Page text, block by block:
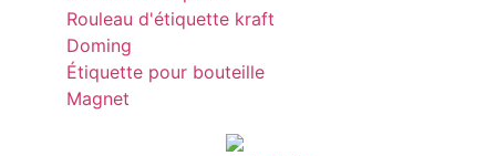
Rouleau d'étiquette kraft
Doming
Étiquette pour bouteille
Magnet